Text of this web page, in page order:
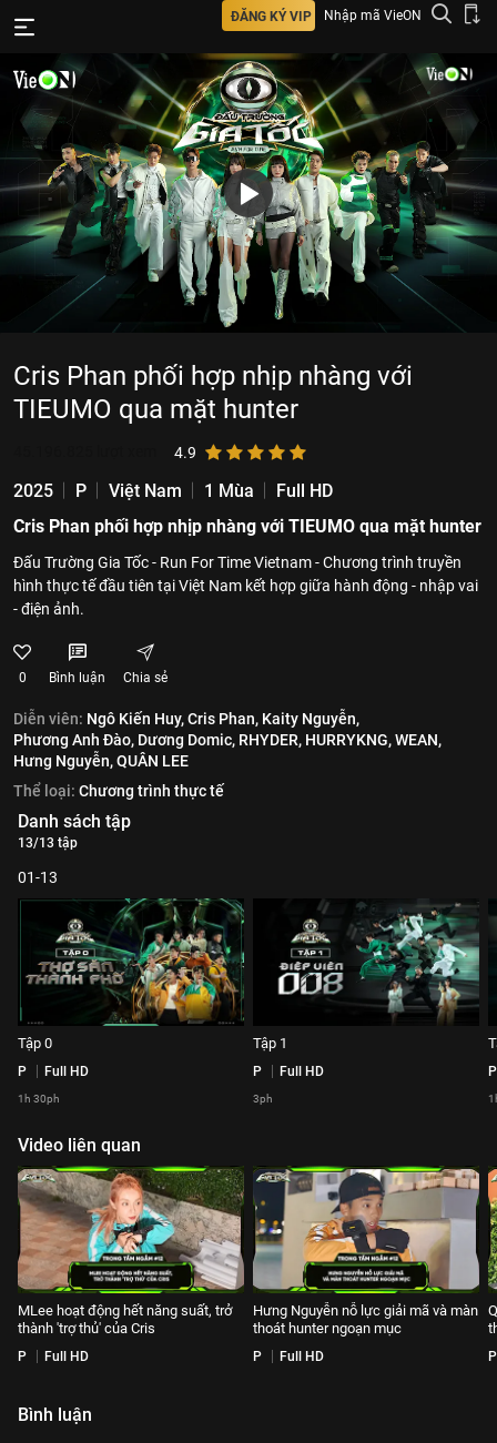
ĐĂNG KÝ VIP Nhập mã VieON
Cris Phan phối hợp nhịp nhàng với
TIEUMO qua mặt hunter
4.9
2025 P Việt Nam 1 Mùa
Full HD
Cris Phan phối hợp nhịp nhàng với TIEUMO qua mặt hunter
Đấu Trường Gia Tốc - Run For Time Vietnam - Chương trình truyền
hình thực tế đầu tiên tại Việt Nam kết hợp giữa hành động - nhập vai
- điện ảnh.
0 Bình luận Chia sẻ
Diễn viên: Ngô Kiến Huy,Cris Phan, Kaity Nguyễn,
Phương Anh Đào, Dương Domic, RHYDER, HURRYKNG,WEAN,
Hưng Nguyễn,QUÂN LEE
Thể loại: Chương trình thực tế
Danh sách tập
13/13 tập
01-13
Tập 0
P Full HD
1h 30ph
Tập 1
P Full HD
3ph
P
Video liên quan
MLee hoạt động hết năng suất, trở
thành 'trợ thủ' của Cris
P Full HD
Hưng Nguyễn nỗ lực giải mã và màn
thoát hunter ngoạn mục
P Full HD P
Bình luận